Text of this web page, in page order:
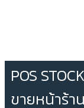
POS
ขายหน้าร้า